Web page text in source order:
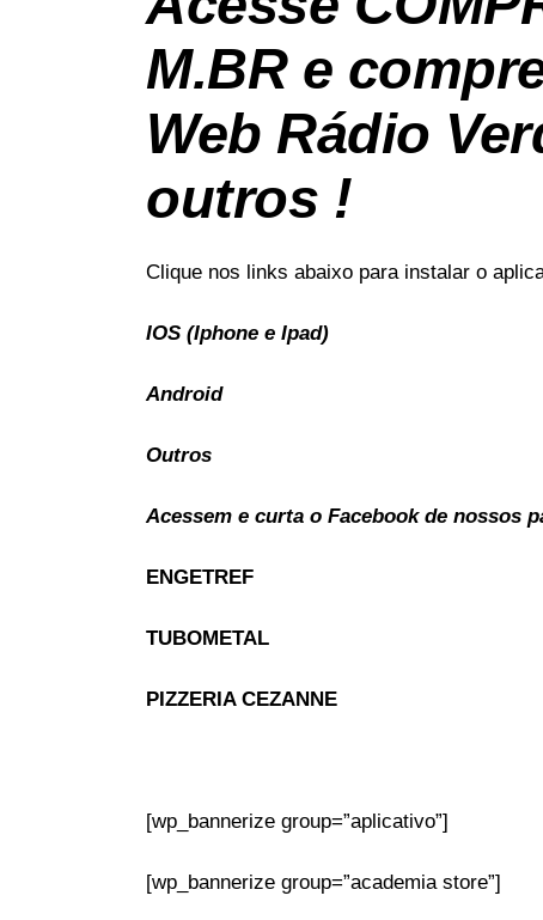
M.BRe
Web Rádio
outros !
Clique nos links abaixo para instalar o
IOS (Iphone e Ipad)
Android
Outros
Acessem e curta o Facebook de nossos
ENGETREF
TUBOMETAL
PIZZERIA CEZANNE
[wp_bannerize group=”aplicativo”]
[wp_bannerize group=”academia store”]